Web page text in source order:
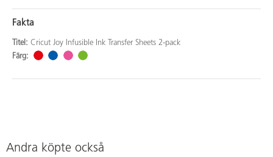
Fakta
Titel: Cricut Joy Infusible Ink Transfer Sheets 2-pack
Färg:
Andra köpte också